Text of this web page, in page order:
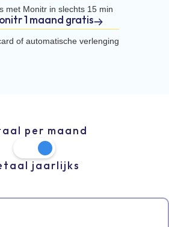
met Monitr in slechts 15 min
1 maand gratis
of automatische verlenging
per maand
jaarlijks